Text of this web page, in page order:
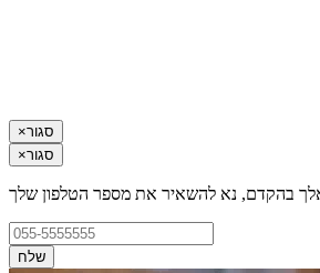
×סגור
×סגור
אלך בהקדם, נא להשאיר את מספר הטלפון שלך
שלח